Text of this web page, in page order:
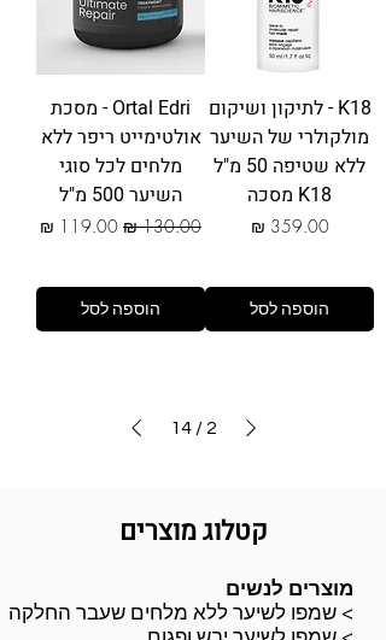
K18 - לתיקון ושיקום
מולקולרי של השיער
ללא שטיפה 50 מ"ל
K18 מסכה
מחיר‏359.00 ‏₪
הוספה לסל
Ortal Edri - מסכת
אולטימייט ריפר ללא
מלחים לכל סוגי
השיער 500 מ"ל
מחיר רגיל מחיר מבצע
הוספה לסל
2
/
14
קטלוג מוצרים
מוצרים לנשים
שמפו לשיער ללא מלחים שעבר החלקה <